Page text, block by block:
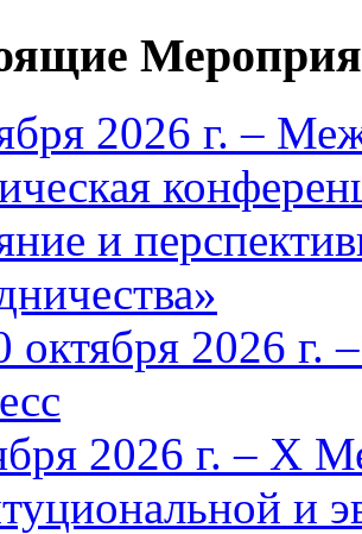
2026 г. –
и
октября 2026 г.
2026 г. – X
и